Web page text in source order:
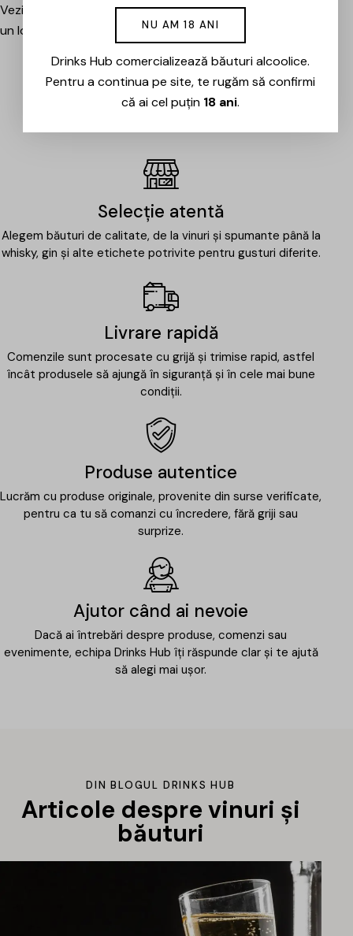
Vezi evenimentele organizate de Drinks Hub și rezervă
un loc la următoarea degustare.
EVENIMENTE
Selecție atentă
Alegem băuturi de calitate, de la vinuri și spumante până la
whisky, gin și alte etichete potrivite pentru gusturi diferite.
Livrare rapidă
Comenzile sunt procesate cu grijă și trimise rapid, astfel
încât produsele să ajungă în siguranță și în cele mai bune
condiții.
Produse autentice
Lucrăm cu produse originale, provenite din surse verificate,
pentru ca tu să comanzi cu încredere, fără griji sau
surprize.
Ajutor când ai nevoie
Dacă ai întrebări despre produse, comenzi sau
evenimente, echipa Drinks Hub îți răspunde clar și te ajută
să alegi mai ușor.
DIN BLOGUL DRINKS HUB
Articole despre vinuri și
băuturi
NU AM 18 ANI
Drinks Hub comercializează băuturi alcoolice.
Pentru a continua pe site, te rugăm să confirmi
că ai cel puțin 18 ani.